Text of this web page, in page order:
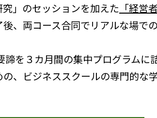
」のセッションを加えた 「経営
、両コース合同でリアルな場で
を３カ月間の集中プログラムに
、ビジネススクールの専門的な